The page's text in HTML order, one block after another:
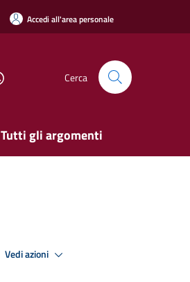
Accedi all'area personale
Cerca
Tutti gli argomenti
Vedi azioni